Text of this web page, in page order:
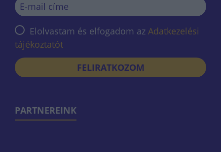
Elolvastam és elfogadom az Adatkezelési
tájékoztatót
FELIRATKOZOM
PARTNEREINK